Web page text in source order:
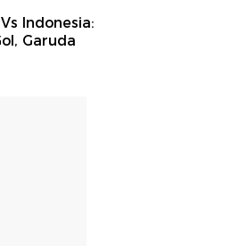
Indonesia:
Garuda